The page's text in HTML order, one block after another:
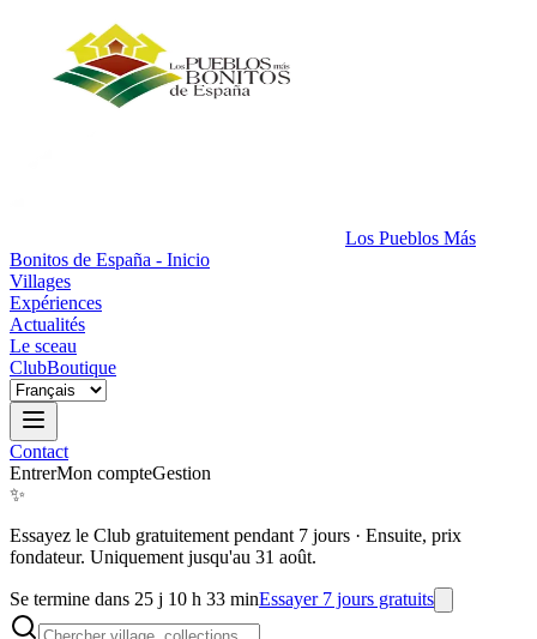
Los Pueblos Más
Bonitos de España - Inicio
Villages
Expériences
Actualités
Le sceau
ClubBoutique
Contact
EntrerMon compteGestion
✨
Essayez le Club gratuitement pendant 7 jours · Ensuite, prix
fondateur. Uniquement jusqu'au 31 août.
Se termine dans 25 j 10 h 33 minEssayer 7 jours gratuits